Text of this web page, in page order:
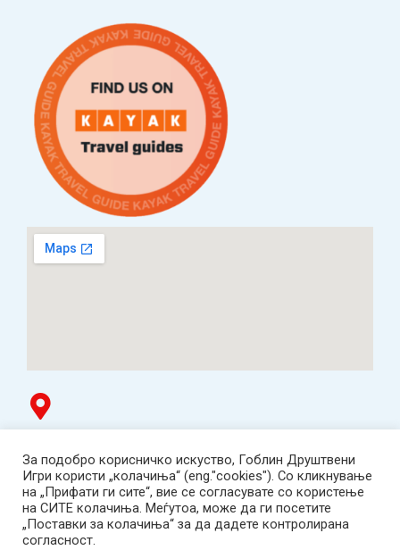
Услови за плаќање и испорака
Наши партнери
ТЦ Буњаковец - 1. кат, Скопје.
Tел: 078 669 482
Работно време: пон-пет 12:00-19:00 /саб 12:00-17:00
2001-2026 Goblin Games, All Rights Reserved.
Гоблин ДОО, Скопје. Даночен број:
За подобро корисничко искуство, Гоблин Друштвени
Игри користи „колачиња“ (eng."cookies"). Со кликнување
на „Прифати ги сите“, вие се согласувате со користење
на СИТЕ колачиња. Меѓутоа, може да ги посетите
„Поставки за колачиња“ за да дадете контролирана
согласност.